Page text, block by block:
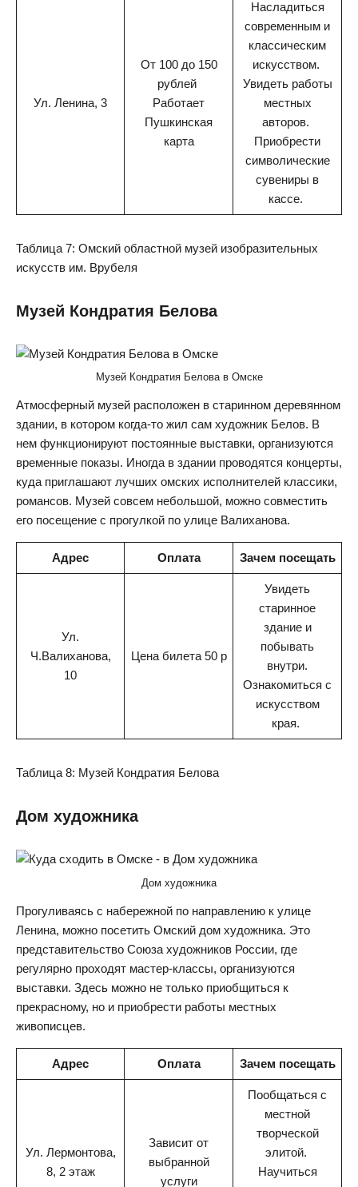
Ул. Ленина, 3
От 100 до 150
рублей
Работает
Пушкинская
карта
Насладиться
современным и
классическим
искусством.
Увидеть работы
местных
авторов.
Приобрести
символические
сувениры в
кассе.
Таблица 7: Омский областной музей изобразительных
искусств им. Врубеля
Музей Кондратия Белова
Музей Кондратия Белова в Омске
Атмосферный музей расположен в старинном деревянном
здании, в котором когда-то жил сам художник Белов. В
нем функционируют постоянные выставки, организуются
временные показы. Иногда в здании проводятся концерты,
куда приглашают лучших омских исполнителей классики,
романсов. Музей совсем небольшой, можно совместить
его посещение с прогулкой по улице Валиханова.
Адрес Оплата Зачем посещать
Ул.
Ч.Валиханова,
10
Цена билета 50 р
Увидеть
старинное
здание и
побывать
внутри.
Ознакомиться с
искусством
края.
Таблица 8: Музей Кондратия Белова
Дом художника
Дом художника
Прогуливаясь с набережной по направлению к улице
Ленина, можно посетить Омский дом художника. Это
представительство Союза художников России, где
регулярно проходят мастер-классы, организуются
выставки. Здесь можно не только приобщиться к
прекрасному, но и приобрести работы местных
живописцев.
Адрес Оплата Зачем посещать
Ул. Лермонтова,
8, 2 этаж
Зависит от
выбранной
услуги
Пообщаться с
местной
творческой
элитой.
Научиться